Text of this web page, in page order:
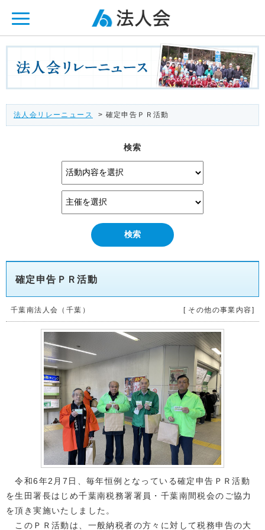
法人会リレーニュース > 確定申告ＰＲ活動
検索
確定申告ＰＲ活動
千葉南法人会（千葉） [ その他の事業内容]
令和6年2月7日、毎年恒例となっている確定申告ＰＲ活動
を生田署長はじめ千葉南税務署署員・千葉南間税会のご協力
を頂き実施いたしました。
このＰＲ活動は、一般納税者の方々に対して税務申告の大